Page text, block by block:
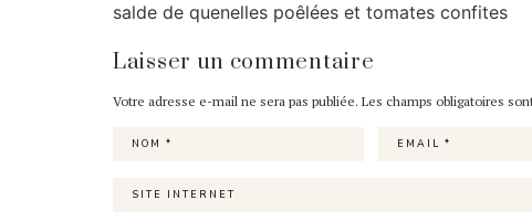
salde de quenelles poêlées et tomates confites
Laisser un commentaire
Votre adresse e-mail ne sera pas publiée. Les champs obligatoires